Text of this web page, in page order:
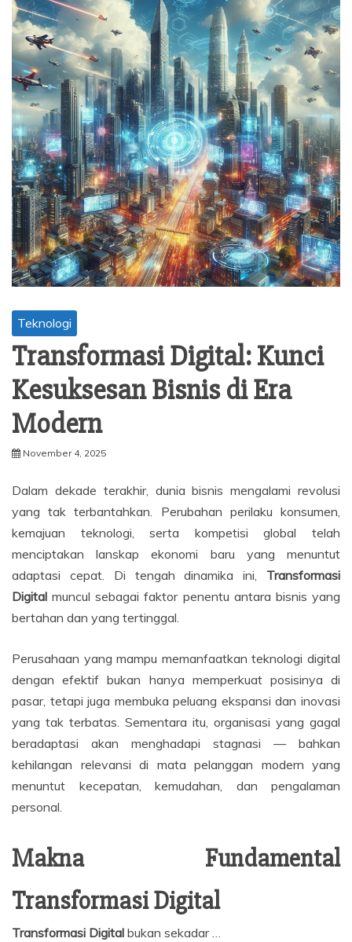
Teknologi
Transformasi Digital: Kunci
Kesuksesan Bisnis di Era
Modern
November 4, 2025
Dalam dekade terakhir, dunia bisnis mengalami revolusi
yang tak terbantahkan. Perubahan perilaku konsumen,
kemajuan teknologi, serta kompetisi global telah
menciptakan lanskap ekonomi baru yang menuntut
adaptasi cepat. Di tengah dinamika ini, Transformasi
Digital muncul sebagai faktor penentu antara bisnis yang
bertahan dan yang tertinggal.
Perusahaan yang mampu memanfaatkan teknologi digital
dengan efektif bukan hanya memperkuat posisinya di
pasar, tetapi juga membuka peluang ekspansi dan inovasi
yang tak terbatas. Sementara itu, organisasi yang gagal
beradaptasi akan menghadapi stagnasi — bahkan
kehilangan relevansi di mata pelanggan modern yang
menuntut kecepatan, kemudahan, dan pengalaman
personal.
Makna Fundamental
Transformasi Digital
Transformasi Digital bukan sekadar …